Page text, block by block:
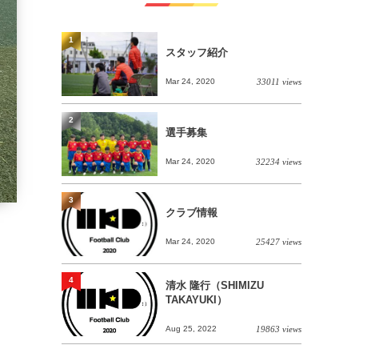
スタッフ紹介
Mar 24, 2020 33011 views
1
選手募集
Mar 24, 2020 32234 views
2
クラブ情報
Mar 24, 2020 25427 views
3
清水 隆行（SHIMIZU
TAKAYUKI）
Aug 25, 2022 19863 views
4